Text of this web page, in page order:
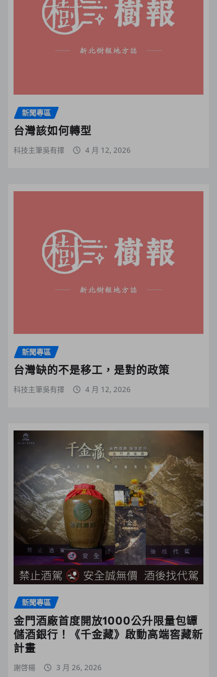
新聞專區
台灣該如何轉型
科技主筆吳有擇 4 月 12, 2026
新聞專區
台灣缺的不是移工，是對的政策
科技主筆吳有擇 4 月 12, 2026
新聞專區
金門酒廠首度開放1000公升限量包罈
儲酒銀行！《千金藏》啟動高端窖藏新
計畫
謝啓楊 3 月 26, 2026